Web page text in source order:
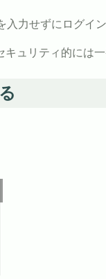
力せずにログイ
ュリティ的には一